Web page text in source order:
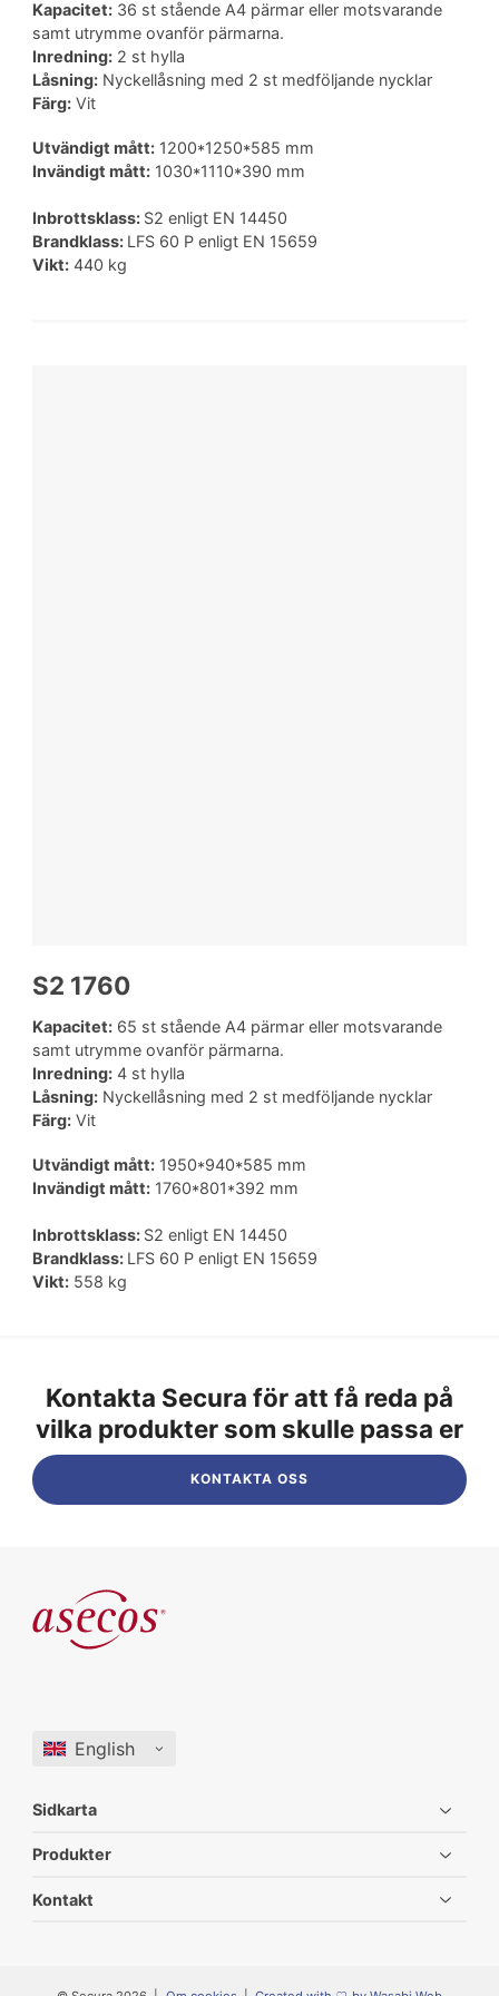
Kapacitet:36 st stående A4 pärmar eller motsvarande
samt utrymme ovanför pärmarna.
Inredning:2 st hylla
Låsning:Nyckellåsning med 2 st medföljande nycklar
Färg:Vit
Utvändigt mått:1200*1250*585 mm
Invändigt mått:1030*1110*390 mm
Inbrottsklass: S2 enligt EN 14450
Brandklass: LFS 60 P enligt EN 15659
Vikt:440 kg
S2 1760
Kapacitet:65 st stående A4 pärmar eller motsvarande
samt utrymme ovanför pärmarna.
Inredning:4 st hylla
Låsning:Nyckellåsning med 2 st medföljande nycklar
Färg:Vit
Utvändigt mått:1950*940*585 mm
Invändigt mått:1760*801*392 mm
Inbrottsklass: S2 enligt EN 14450
Brandklass: LFS 60 P enligt EN 15659
Vikt:558 kg
Kontakta Secura för att få reda på
vilka produkter som skulle passa er
KONTAKTA OSS
Sidkarta
Produkter
Kontakt